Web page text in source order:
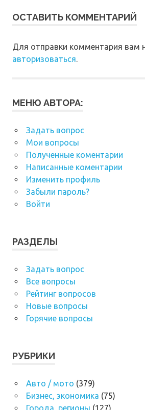
ОСТАВИТЬ КОММЕНТАРИЙ
Для отправки комментария вам
авторизоваться.
МЕНЮ АВТОРА:
Задать вопрос
Мои вопросы
Полученные коментарии
Написанные коментарии
Изменить профиль
Забыли пароль?
Войти
РАЗДЕЛЫ
Задать вопрос
Все вопросы
Рейтинг вопросов
Новые вопросы
Горячие вопросы
РУБРИКИ
Авто / мото (379)
Бизнес, экономика (75)
Города, регионы (127)